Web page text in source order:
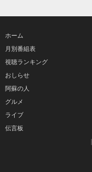
ホーム
月別番組表
視聴ランキング
おしらせ
阿蘇の人
グルメ
ライブ
伝言板